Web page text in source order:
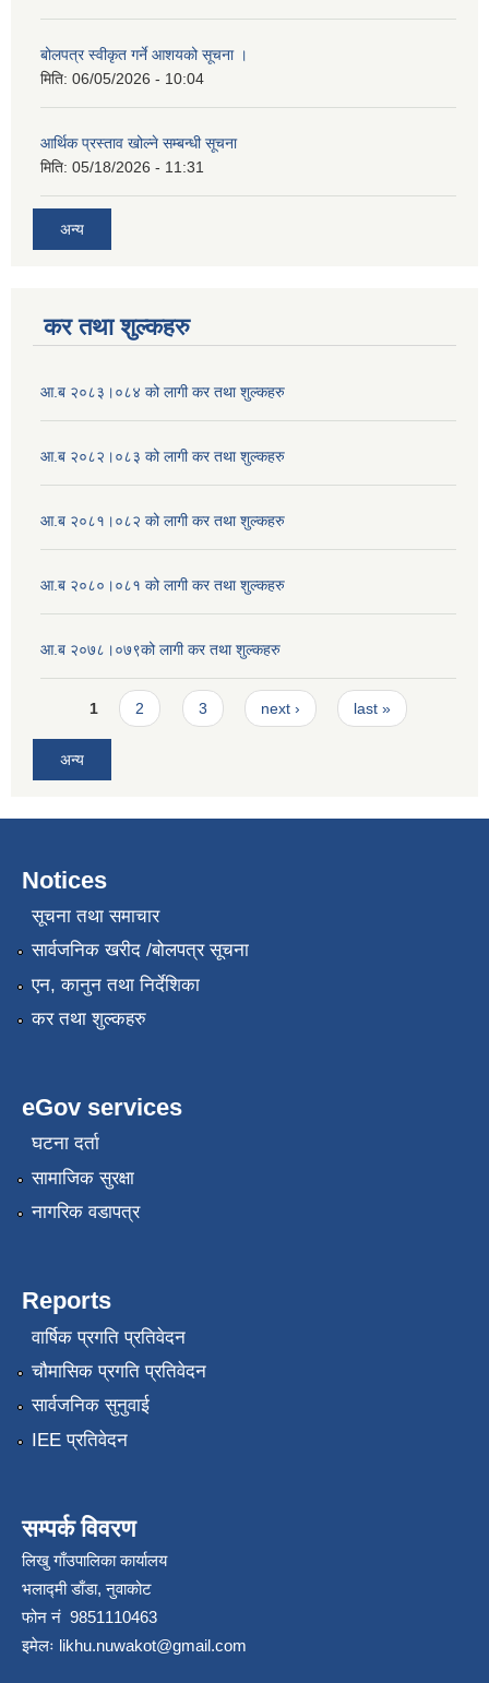
बोलपत्र स्वीकृत गर्ने आशयको सूचना ।
मिति: 06/05/2026 - 10:04
आर्थिक प्रस्ताव खोल्ने सम्बन्धी सूचना
मिति: 05/18/2026 - 11:31
अन्य
कर तथा शुल्कहरु
आ.ब २०८३।०८४ को लागी कर तथा शुल्कहरु
आ.ब २०८२।०८३ को लागी कर तथा शुल्कहरु
आ.ब २०८१।०८२ को लागी कर तथा शुल्कहरु
आ.ब २०८०।०८१ को लागी कर तथा शुल्कहरु
आ.ब २०७८।०७९को लागी कर तथा शुल्कहरु
Pages
1 2 3 next › last »
अन्य
Notices
सूचना तथा समाचार
सार्वजनिक खरीद /बोलपत्र सूचना
एन, कानुन तथा निर्देशिका
कर तथा शुल्कहरु
eGov services
घटना दर्ता
सामाजिक सुरक्षा
नागरिक वडापत्र
Reports
वार्षिक प्रगति प्रतिवेदन
चौमासिक प्रगति प्रतिवेदन
सार्वजनिक सुनुवाई
IEE प्रतिवेदन
सम्पर्क विवरण
लिखु गाँउपालिका कार्यालय
भलाद्मी डाँडा, नुवाकोट
फोन नं 9851110463
इमेलः likhu.nuwakot@gmail.com